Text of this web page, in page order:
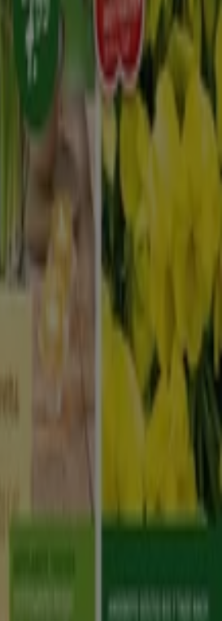
der Karte geortet
Feedback
und allgemeines Feedback
herunterladen